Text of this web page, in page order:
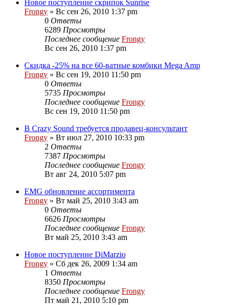
Новое поступление скрипок Sunrise
Frongy » Вс сен 26, 2010 1:37 pm
0 Ответы
6289 Просмотры
Последнее сообщение Frongy
Вс сен 26, 2010 1:37 pm
Скидка -25% на все 60-ватные комбики Mega Amp
Frongy » Вс сен 19, 2010 11:50 pm
0 Ответы
5735 Просмотры
Последнее сообщение Frongy
Вс сен 19, 2010 11:50 pm
В Crazy Sound требуется продавец-консультант
Frongy » Вт июл 27, 2010 10:33 pm
2 Ответы
7387 Просмотры
Последнее сообщение Frongy
Вт авг 24, 2010 5:07 pm
EMG обновление ассортимента
Frongy » Вт май 25, 2010 3:43 am
0 Ответы
6626 Просмотры
Последнее сообщение Frongy
Вт май 25, 2010 3:43 am
Новое поступление DiMarzio
Frongy » Сб дек 26, 2009 1:34 am
1 Ответы
8350 Просмотры
Последнее сообщение Frongy
Пт май 21, 2010 5:10 pm